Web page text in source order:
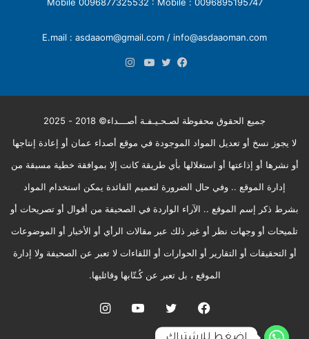
0096895195747 : Mobile 0096877325532 : Mobile
E.mail : asdaaom@gmail.com / info@asdaaoman.com
جميع الحقوق محفوظة لصـحـيـفـة أصـــداء© 2018 - 2025
لا يجوز نسخ أو تعديل المواد الموجودة في موقع أصداء عمان أو إعادة إنتاجها
أو نشرها أو إذاعتها أو استغلالها بأي طريقة كانت إلا بموافقة خطية مسبقة من
إدارة الموقع .. وفي حال الضرورة لتعميم الفائدة يمكن استخدام المواد
بشرط ذكر إسم الموقع .. الآراء الواردة في الصحيفة من أقوال أو تصريحات أو
تلميحات أو وجهات نظر أو غير ذلك عبر مقالات الرأي أو الأخبار أو الموضوعات
أو التحقيقات أو التقارير أو الحوارات أو اللقاءات لا تعبر عن الصحيفة ولا إدارة
الموقع ، بل تعبر عن كُـتّابها وقائليها.
فيسبوك تويتر يوتيوب